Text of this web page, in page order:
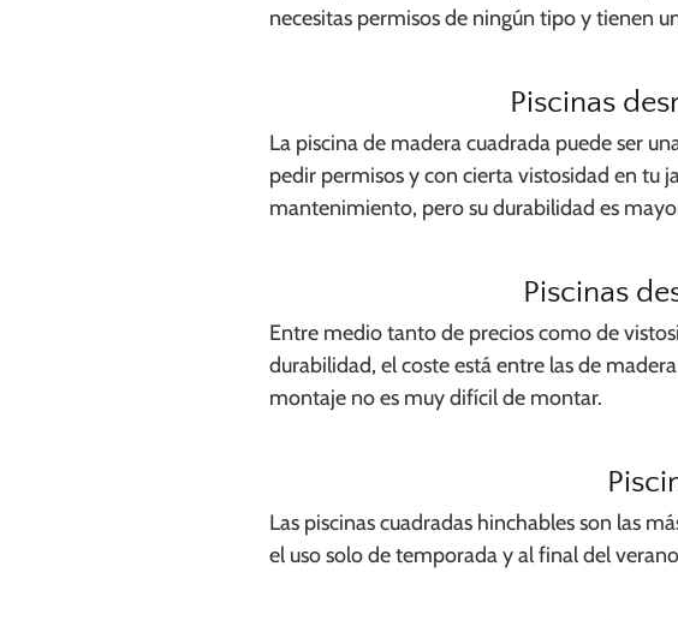
necesitas permisos de ningún tipo y tienen
Piscinas
La piscina de madera cuadrada puede ser
pedir permisos y con cierta vistosidad en tu
mantenimiento, pero su durabilidad es
Piscinas
Entre medio tanto de precios como de
durabilidad, el coste está entre las de
montaje no es muy difícil de montar.
Las piscinas cuadradas hinchables son las
el uso solo de temporada y al final del